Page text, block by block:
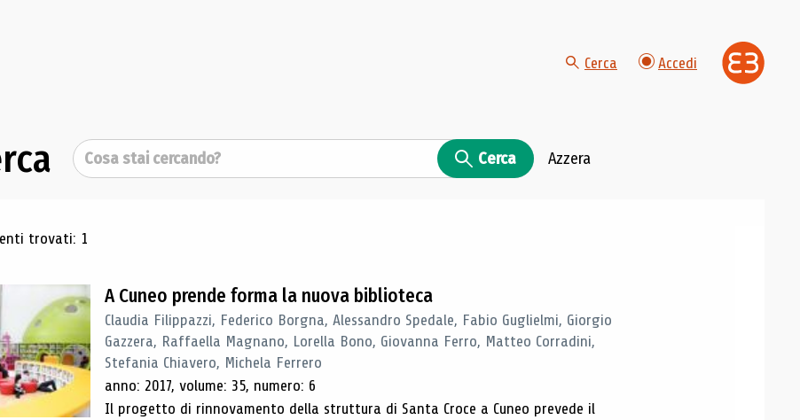
Cerca Accedi
Cerca Cerca Azzera
di ricerca
trovati: 1
A Cuneo prende forma la nuova biblioteca
Claudia Filippazzi, Federico Borgna, Alessandro Spedale, Fabio Guglielmi, Giorgio
Gazzera, Raffaella Magnano, Lorella Bono, Giovanna Ferro, Matteo Corradini,
Stefania Chiavero, Michela Ferrero
anno: 2017, volume: 35, numero: 6
Il progetto di rinnovamento della struttura di Santa Croce a Cuneo prevede il